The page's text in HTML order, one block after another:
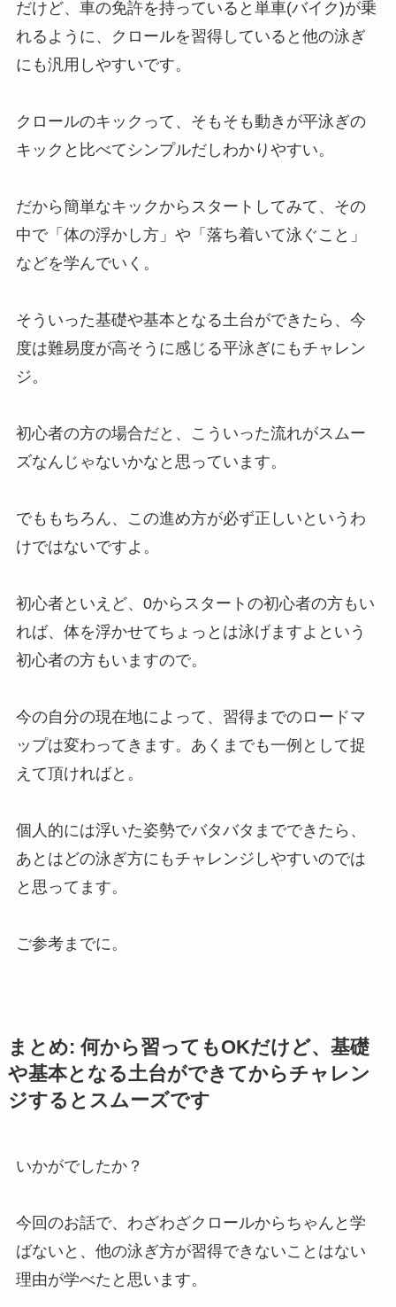
だけど、車の免許を持っていると単車(バイク)が乗
れるように、クロールを習得していると他の泳ぎ
にも汎用しやすいです。
クロールのキックって、そもそも動きが平泳ぎの
キックと比べてシンプルだしわかりやすい。
だから簡単なキックからスタートしてみて、その
中で「体の浮かし方」や「落ち着いて泳ぐこと」
などを学んでいく。
そういった基礎や基本となる土台ができたら、今
度は難易度が高そうに感じる平泳ぎにもチャレン
ジ。
初心者の方の場合だと、こういった流れがスムー
ズなんじゃないかなと思っています。
でももちろん、この進め方が必ず正しいというわ
けではないですよ。
初心者といえど、0からスタートの初心者の方もい
れば、体を浮かせてちょっとは泳げますよという
初心者の方もいますので。
今の自分の現在地によって、習得までのロードマ
ップは変わってきます。あくまでも一例として捉
えて頂ければと。
個人的には浮いた姿勢でバタバタまでできたら、
あとはどの泳ぎ方にもチャレンジしやすいのでは
と思ってます。
ご参考までに。
まとめ: 何から習ってもOKだけど、基礎
や基本となる土台ができてからチャレン
ジするとスムーズです
いかがでしたか？
今回のお話で、わざわざクロールからちゃんと学
ばないと、他の泳ぎ方が習得できないことはない
理由が学べたと思います。